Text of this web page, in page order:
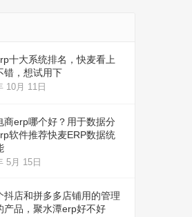
十大系统排名，快麦看上
错，想试用下
10月 11日
商erp哪个好？用于数据分
软件推荐快麦ERP数据统
5月 15日
抖店和拼多多店铺用的管理
产品，聚水潭erp好不好